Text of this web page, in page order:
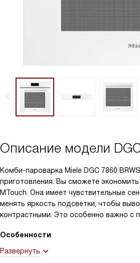
Описание модели
Комби-пароварка Miele DGC 7860
приготовления. Вы сможете
MTouch. Она имеет чувствительные
менять яркость подсветки, чтобы
контрастными. Это особенно важно с
Особенности
Развернуть